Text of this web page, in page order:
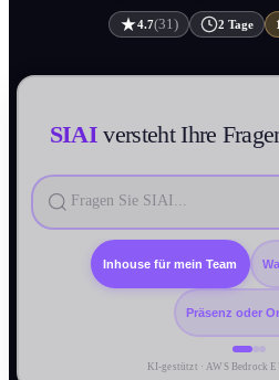
4.7(31) 2 Tage
SIAIversteht Ihre
Präsenz oder
Inhouse für mein Team
KI-gestützt · AWS Bedrock